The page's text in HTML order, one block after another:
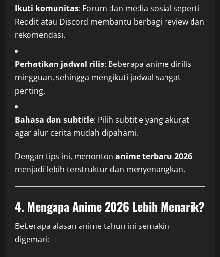
Ikuti komunitas: Forum dan media sosial seperti
Reddit atau Discord membantu berbagi review dan
rekomendasi.
Perhatikan jadwal rilis: Beberapa anime dirilis
mingguan, sehingga mengikuti jadwal sangat
penting.
Bahasa dan subtitle: Pilih subtitle yang akurat
agar alur cerita mudah dipahami.
Dengan tips ini, menonton anime terbaru 2026
menjadi lebih terstruktur dan menyenangkan.
4. Mengapa Anime 2026 Lebih Menarik?
Beberapa alasan anime tahun ini semakin
digemari: